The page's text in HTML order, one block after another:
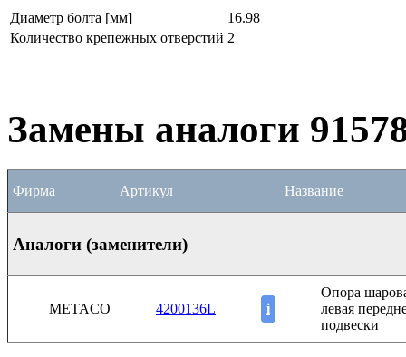
Диаметр болта [мм]
16.98
Количество крепежных отверстий 2
Замены аналоги
Фирма Артикул Название
Аналоги (заменители)
METACO 4200136L i
Опора
левая
подвески